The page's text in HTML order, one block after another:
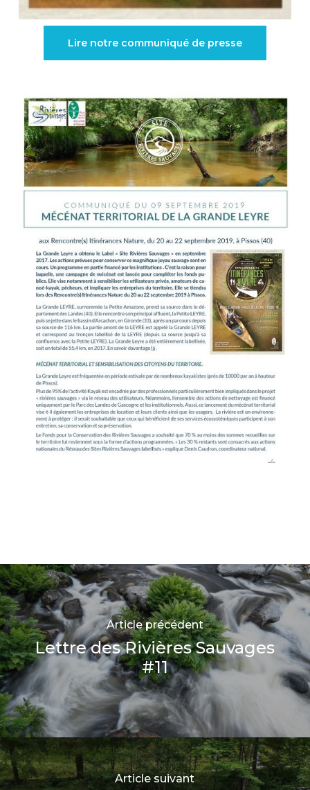
Lire notre communiqué de presse
Article précédent
Lettre des Rivières Sauvages
#11
Article suivant